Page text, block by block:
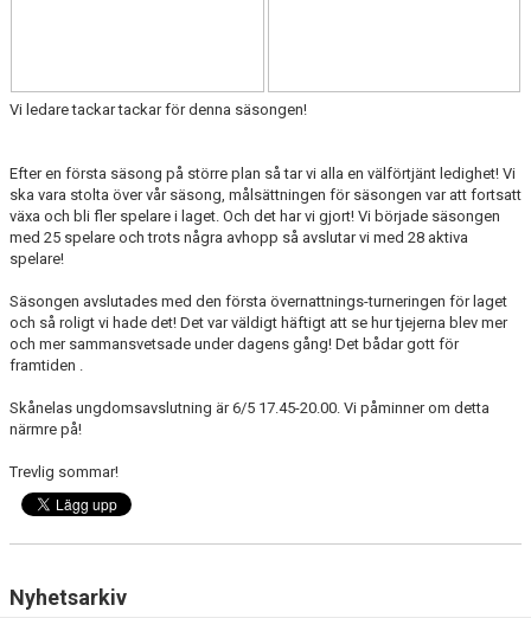
Vi ledare tackar tackar för denna säsongen!
Efter en första säsong på större plan så tar vi alla en välförtjänt ledighet! Vi
ska vara stolta över vår säsong, målsättningen för säsongen var att fortsatt
växa och bli fler spelare i laget. Och det har vi gjort! Vi började säsongen
med 25 spelare och trots några avhopp så avslutar vi med 28 aktiva
spelare!
Säsongen avslutades med den första övernattnings-turneringen för laget
och så roligt vi hade det! Det var väldigt häftigt att se hur tjejerna blev mer
och mer sammansvetsade under dagens gång! Det bådar gott för
framtiden .
Skånelas ungdomsavslutning är 6/5 17.45-20.00. Vi påminner om detta
närmre på!
Trevlig sommar!
Nyhetsarkiv